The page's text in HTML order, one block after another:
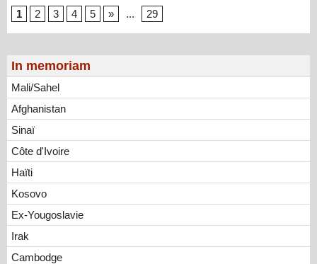
In memoriam
Mali/Sahel
Afghanistan
Sinaï
Côte d'Ivoire
Haïti
Kosovo
Ex-Yougoslavie
Irak
Cambodge
1
2 3 4 5 » ... 29